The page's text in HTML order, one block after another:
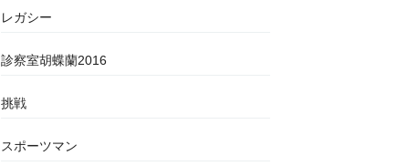
レガシー
診察室胡蝶蘭2016
挑戦
スポーツマン